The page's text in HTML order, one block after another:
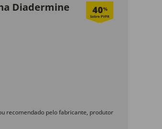
Diadermine 40%
recomendado pelo fabricante, produtor